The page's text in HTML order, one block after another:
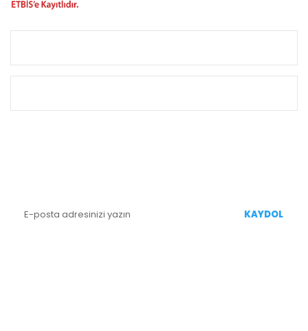
KAYDOL